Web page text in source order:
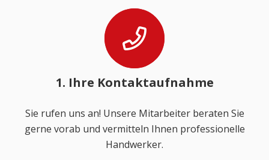
1. Ihre Kontaktaufnahme
Sie rufen uns an! Unsere Mitarbeiter beraten Sie
gerne vorab und vermitteln Ihnen professionelle
Handwerker.